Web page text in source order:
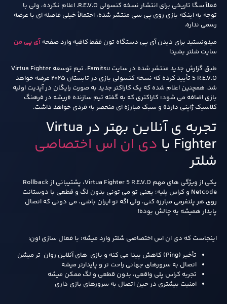
فعلاً سگا تاریخی برای انتشار نسخه کنسولی R.E.V.O. اعلام نکرده، ولی با
توجه به اینکه بازی روی پی‌ سی منتشر شده، احتمالاً خیلی فاصله‌ ای با عرضه
رسمی نداره.
میدونستید برای دیدن آی پی دستگاه تون فقط کافیه وارد صفحه آی پی من
سایت شلتر بشید!
طبق گزارش جدید منتشر شده در سایت Famitsu، تیم توسعه Virtua Fighter
5 R.E.V.O تأیید کرده که نسخه کنسولی بازی در تابستان ۲۰۲۵ عرضه خواهد
شد. همچنین اعلام شده که یک کاراکتر جدید به صورت رایگان در آپدیت اولیه
بازی اضافه می شود؛ کاراکتری که به گفته تیم سازنده «ریشه در فرهنگ
کلاسیک ژاپنی دارد» و سبک مبارزه ای منحصر به فردی خواهد داشت.
تجربه ی آنلاین بهتر در Virtua
Fighter با دی ان اس اختصاصی
شلتر
یکی از ویژگی های مهم Virtua Fighter 5 R.E.V.O، پشتیبانی از Rollback
Netcode و کراس پلیه؛ یعنی تو می تونی بدون لگ و قطعی با دوستانت
روی هر پلتفرمی مبارزه کنی. ولی اگه تو ایران باشی، می دونی که اتصال
پایدار همیشه یه چالش بوده!
اینجاست که دی ان اس اختصاصی شلتر وارد میشه؛ با فعال سازی اون:
تأخیر (Ping) کاهش پیدا می کنه و بازی های آنلاین روان تر میشن
اتصال به سرورهای جهانی راحت تر و پایدارتر میشه
تجربه کراس پلی واقعی، بدون قطعی و لگ ممکن میشه
امنیت بیشتری در حین اتصال به سرورهای بازی داری